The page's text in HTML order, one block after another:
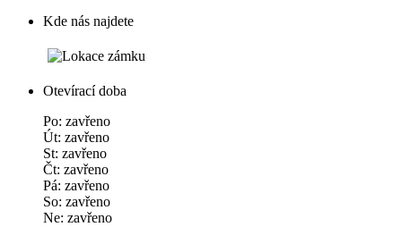
Kde nás najdete
Otevírací doba
Po: zavřeno
Út: zavřeno
St: zavřeno
Čt: zavřeno
Pá: zavřeno
So: zavřeno
Ne: zavřeno